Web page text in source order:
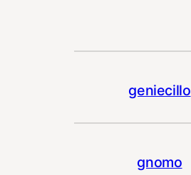
geniecillo
gnomo